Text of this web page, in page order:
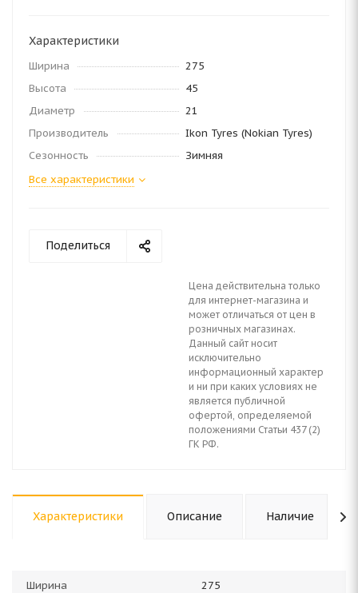
Характеристики
Ширина
275
Высота
45
Диаметр
21
Производитель
Ikon Tyres (Nokian Tyres)
Сезонность
Зимняя
Все характеристики
Поделиться
Цена действительна только
для интернет-магазина и
может отличаться от цен в
розничных магазинах.
Данный сайт носит
исключительно
информационный характер
и ни при каких условиях не
является публичной
офертой, определяемой
положениями Статьи 437 (2)
ГК РФ.
Характеристики Описание Наличие
Ширина 275